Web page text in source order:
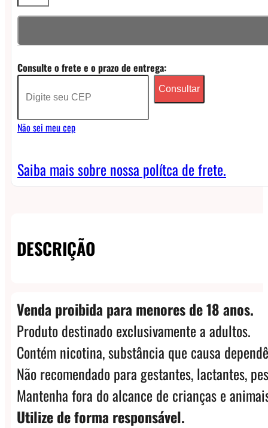
Iceberg
Ice
Banana
quantidade
Consulte o frete e o prazo de entrega:
Consultar
Não sei meu cep
Saiba mais sobre nossa polítca de frete.
DESCRIÇÃO
Venda proibida para menores de 18 anos.
Produto destinado exclusivamente a adultos.
Contém nicotina, substância que causa
Não recomendado para gestantes, lactantes,
Mantenha fora do alcance de crianças e
Utilize de forma responsável.